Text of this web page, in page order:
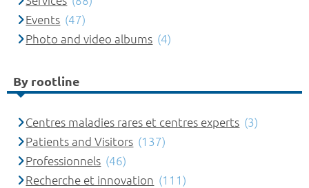
Events (47)
Photo and video albums (4)
By rootline
Centres maladies rares et centres experts (3)
Patients and Visitors (137)
Professionnels (46)
Recherche et innovation (111)